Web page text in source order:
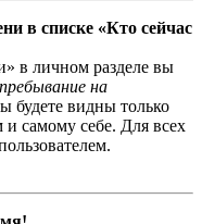
в списке «Кто сейчас
в личном разделе вы
на
будете видны только
и самому себе. Для всех